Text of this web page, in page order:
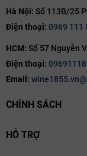
Hà Nội: Số 113B/25
Điện thoại: 0969 111
HCM: Số 57 Nguyễn
Điện thoại:
Email:
CHÍNH SÁCH
HỖ TRỢ